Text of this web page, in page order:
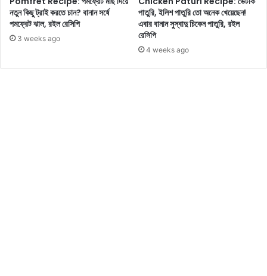
র্ণ
নি
য়
নতুন কিছু ট্রাই করতে চান? বানান সর্ষে
পমফ্রেট ঝাল, রইল রেসিপি
3 weeks ago
পাতুরি, ইলিশ পাতুরি তো অনেক খেয়েছেন!
এবার বানান সুস্বাদু চিকেন পাতুরি, রইল
রেসিপি
4 weeks ago